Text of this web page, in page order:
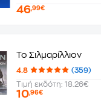
46,99€
Το Σιλμαρίλλιον
4.8
(359)
Τιμή εκδότη: 18.26€
10,96€